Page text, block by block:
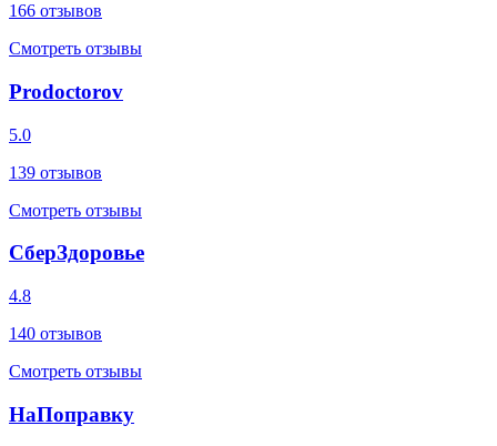
166 отзывов
Смотреть отзывы
Prodoctorov
5.0
139 отзывов
Смотреть отзывы
СберЗдоровье
4.8
140 отзывов
Смотреть отзывы
НаПоправку